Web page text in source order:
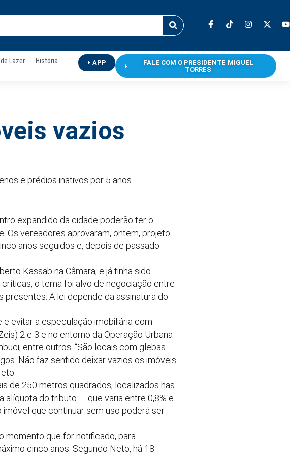
Lazer
História
APP
FALE COM O PRESIDENTE MIGUEL
TORRES
vazios
e prédios inativos por 5 anos
expandido da cidade poderão ter o
Os vereadores aprovaram, ontem, projeto
anos seguidos e, depois de passado
Kassab na Câmara, e já tinha sido
o tema foi alvo de negociação entre
A lei depende da assinatura do
evitar a especulação imobiliária com
2 e 3 e no entorno da Operação Urbana
entre outros. “São locais com glebas
Não faz sentido deixar vazios os imóveis
de 250 metros quadrados, localizados nas
do tributo — que varia entre 0,8% e
imóvel que continuar sem uso poderá ser
momento que for notificado, para
cinco anos. Segundo Neto, há 18